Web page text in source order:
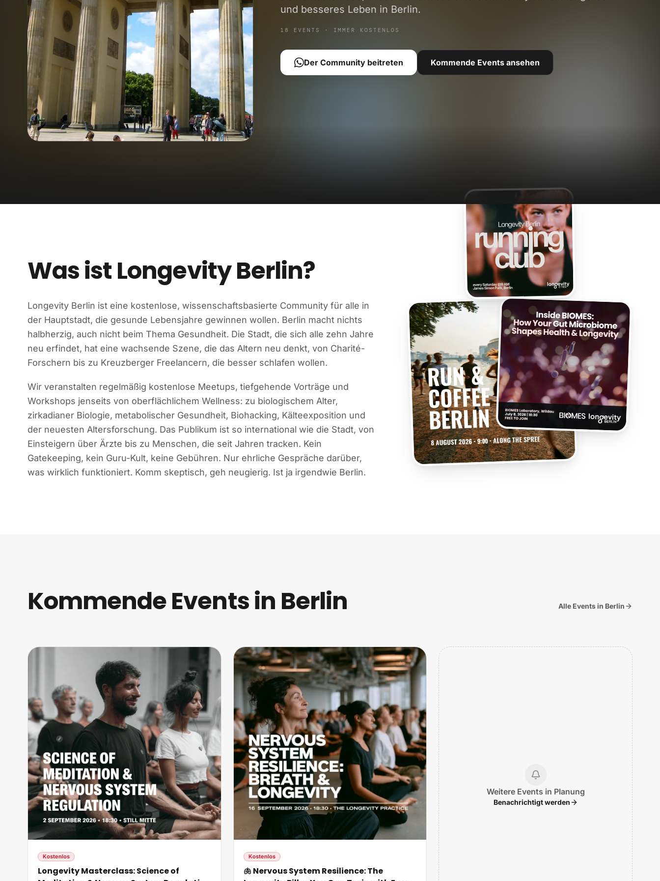
und besseres Leben in Berlin.
18 EVENTS · IMMER KOSTENLOS
Der Community beitreten Kommende Events ansehen
Was ist Longevity Berlin?
Longevity Berlin ist eine kostenlose, wissenschaftsbasierte Community für alle in
der Hauptstadt, die gesunde Lebensjahre gewinnen wollen. Berlin macht nichts
halbherzig, auch nicht beim Thema Gesundheit. Die Stadt, die sich alle zehn Jahre
neu erfindet, hat eine wachsende Szene, die das Altern neu denkt, von Charité-
Forschern bis zu Kreuzberger Freelancern, die besser schlafen wollen.
Wir veranstalten regelmäßig kostenlose Meetups, tiefgehende Vorträge und
Workshops jenseits von oberflächlichem Wellness: zu biologischem Alter,
zirkadianer Biologie, metabolischer Gesundheit, Biohacking, Kälteexposition und
der neuesten Altersforschung. Das Publikum ist so international wie die Stadt, von
Einsteigern über Ärzte bis zu Menschen, die seit Jahren tracken. Kein
Gatekeeping, kein Guru-Kult, keine Gebühren. Nur ehrliche Gespräche darüber,
was wirklich funktioniert. Komm skeptisch, geh neugierig. Ist ja irgendwie Berlin.
Kommende Events in Berlin Alle Events in Berlin
Kostenlos
Longevity Masterclass: Science of
Kostenlos
🫁 Nervous System Resilience: The
Weitere Events in Planung
Benachrichtigt werden